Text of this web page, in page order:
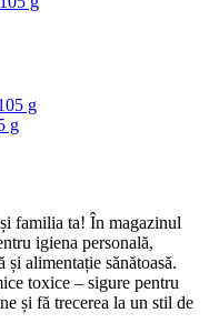
g
familia ta! În magazinul
igiena personală,
alimentație sănătoasă.
toxice – sigure pentru
și fă trecerea la un stil de